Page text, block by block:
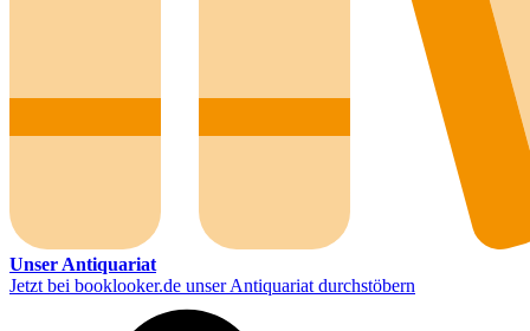
Unser Antiquariat
Jetzt bei booklooker.de unser Antiquariat durchstöbern